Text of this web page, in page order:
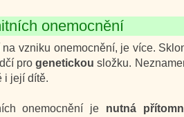
onemocnění
vzniku onemocnění, je více.
progenetickou složku.
i její dítě.
onemocnění je nutná